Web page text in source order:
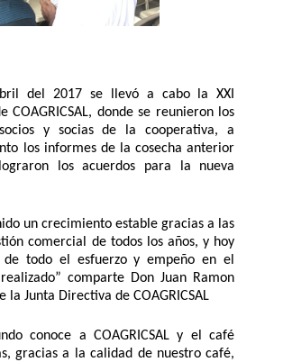
del 2017 se llevó a cabo la XXI
COAGRICSAL, donde se reunieron los
y socias de la cooperativa, a
los informes de la cosecha anterior
los acuerdos para la nueva
un crecimiento estable gracias a las
comercial de todos los años, y hoy
todo el esfuerzo y empeño en el
comparte Don Juan Ramon
la Junta Directiva de COAGRICSAL
conoce a COAGRICSAL y el café
gracias a la calidad de nuestro café,